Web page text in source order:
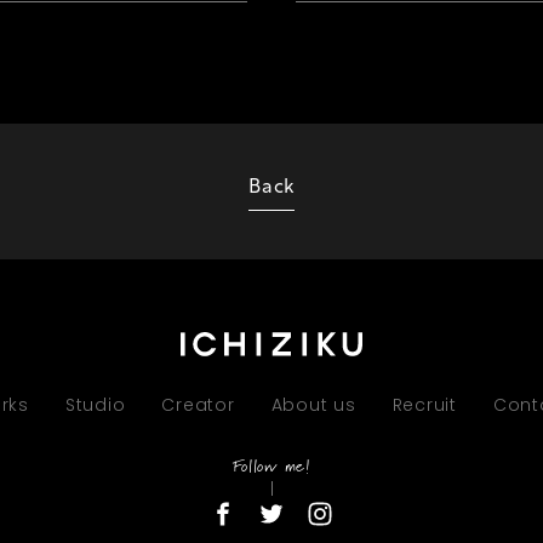
Back
Studio Creator About us Recruit
Follow me!